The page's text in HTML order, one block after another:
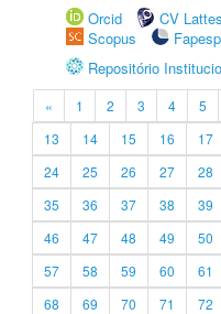
Orcid
CV Lattes
Scopus
Fapesp
Repositório
« 1 2 3 4 5
13
14 15 16 17
24
25 26 27 28
35
36 37 38 39
46
47 48 49 50
57
58 59 60 61
68
69 70 71 72